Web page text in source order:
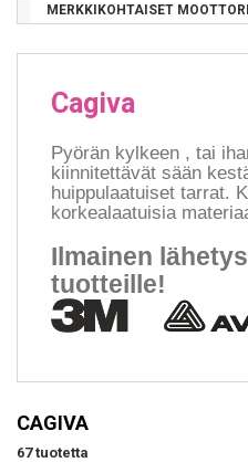
MERKKIKOHTAISET
Cagiva
Pyörän kylkeen , tai
kiinnitettävät sään
huippulaatuiset tarrat.
korkealaatuisia
Ilmainen
tuotteille!
CAGIVA
67 tuotetta